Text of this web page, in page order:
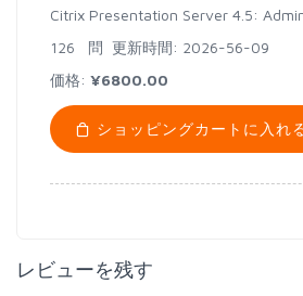
Citrix Presentation Server 4.5:
126 問 更新時間: 2026-56-09
価格: ¥6800.00
ショッピングカートに入れ
レビューを残す